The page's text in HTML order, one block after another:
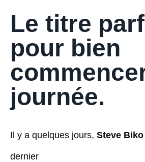
Le titre
pour bien
journée.
Il y a quelques jours, Steve Biko
dernier